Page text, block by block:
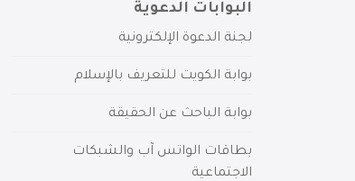
البوابات الدعوية
لجنة الدعوة الإلكترونية
بوابة الكويت للتعريف بالإسلام
بوابة الباحث عن الحقيقة
بطاقات الواتس آب والشبكات
الاجتماعية